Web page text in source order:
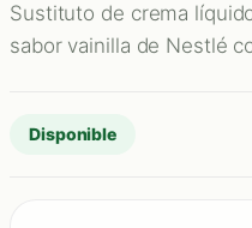
Sustituto de crema
sabor vainilla de Nestlé
Disponible